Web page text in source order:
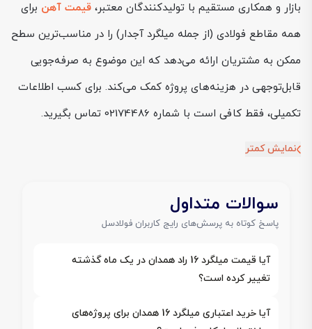
بازار و همکاری مستقیم با تولیدکنندگان معتبر، قیمت آهن برای
همه مقاطع فولادی (از جمله میلگرد آجدار) را در مناسب‌ترین سطح
ممکن به مشتریان ارائه می‌دهد که این موضوع به صرفه‌جویی
قابل‌توجهی در هزینه‌های پروژه کمک می‌کند. برای کسب اطلاعات
تکمیلی، فقط کافی است با شماره 02174486 تماس بگیرید.
نمایش کمتر
سوالات متداول
پاسخ کوتاه به پرسش‌های رایج کاربران فولادسل
آیا قیمت میلگرد 16 راد همدان در یک ماه گذشته
تغییر کرده است؟
آیا خرید اعتباری میلگرد 16 همدان برای پروژه‌های